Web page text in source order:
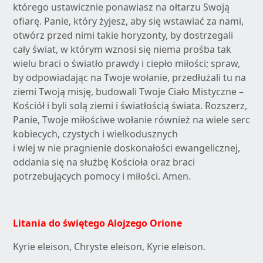
którego ustawicznie ponawiasz na ołtarzu Swoją
ofiarę. Panie, który żyjesz, aby się wstawiać za nami,
otwórz przed nimi takie horyzonty, by dostrzegali
cały świat, w którym wznosi się niema prośba tak
wielu braci o światło prawdy i ciepło miłości; spraw,
by odpowiadając na Twoje wołanie, przedłużali tu na
ziemi Twoją misję, budowali Twoje Ciało Mistyczne –
Kościół i byli solą ziemi i światłością świata. Rozszerz,
Panie, Twoje miłościwe wołanie również na wiele serc
kobiecych, czystych i wielkodusznych
i wlej w nie pragnienie doskonałości ewangelicznej,
oddania się na służbę Kościoła oraz braci
potrzebujących pomocy i miłości. Amen.
Litania do świętego Alojzego Orione
Kyrie eleison, Chryste eleison, Kyrie eleison.